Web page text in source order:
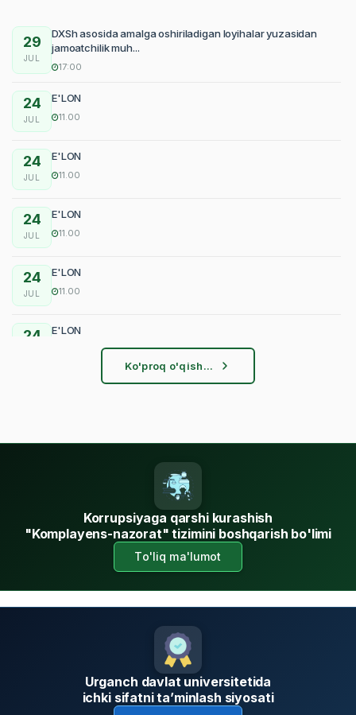
29
JUL
DXSh asosida amalga oshiriladigan loyihalar yuzasidan
jamoatchilik muh...
17:00
24
JUL
E'LON
11.00
24
JUL
E'LON
11.00
24
JUL
E'LON
11.00
24
JUL
E'LON
11.00
24 E'LON
E'LON
BIOTEXNOLOGIYA SOHASIDA TA’LIM VA O‘QITISH SIFATINI
TAKOMILLASHTIRISH ...
Ko'proq o'qish...
Korrupsiyaga qarshi kurashish
"Komplayens-nazorat" tizimini boshqarish bo'limi
To'liq ma'lumot
Urganch davlat universitetida
ichki sifatni ta’minlash siyosati